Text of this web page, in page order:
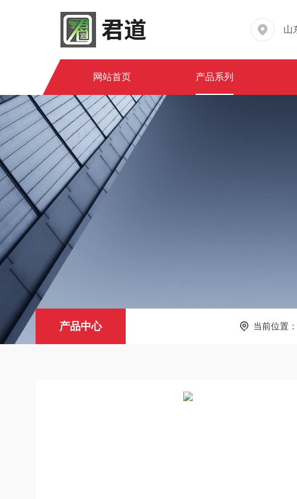
网站首页 产品系列
产品中心 当前位置：